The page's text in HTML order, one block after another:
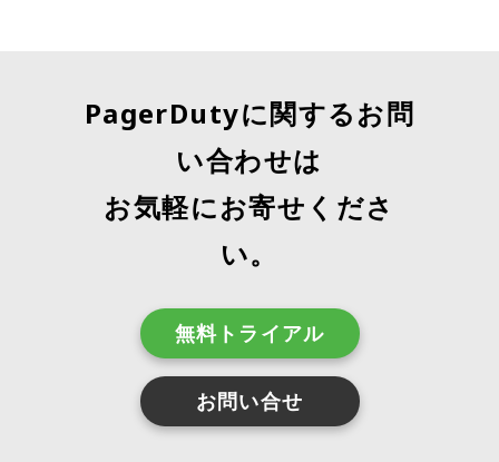
PagerDutyに関するお問
い合わせは
お気軽にお寄せくださ
い。
無料トライアル
お問い合せ